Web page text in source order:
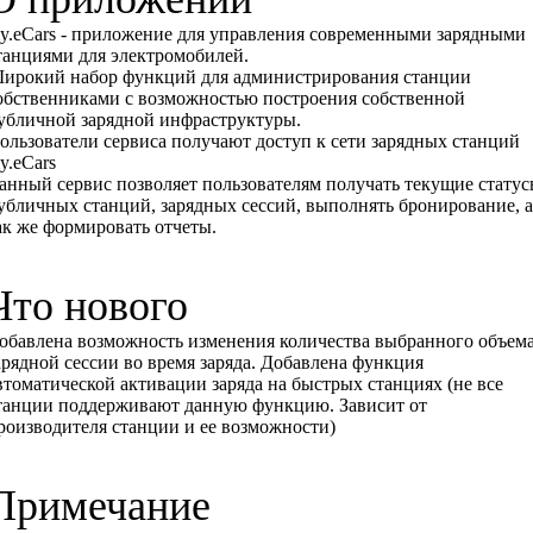
- приложение для управления современными зарядными
для электромобилей.
набор функций для администрирования станции
с возможностью построения собственной
зарядной инфраструктуры.
сервиса получают доступ к сети зарядных станций
сервис позволяет пользователям получать текущие
станций, зарядных сессий, выполнять бронирование, а
же формировать отчеты.
нового
возможность изменения количества выбранного
сессии во время заряда. Добавлена функция
активации заряда на быстрых станциях (не все
поддерживают данную функцию. Зависит от
станции и ее возможности)